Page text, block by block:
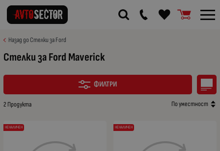
Назад до Стелки за Ford
Стелки за Ford Maverick
ФИЛТРИ
2 Продукта По уместност
НЕНАЛИЧЕН НЕНАЛИЧЕН